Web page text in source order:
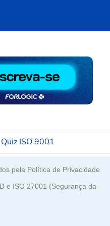
Quiz ISO 9001
pela Política de Privacidade
e ISO 27001 (Segurança da